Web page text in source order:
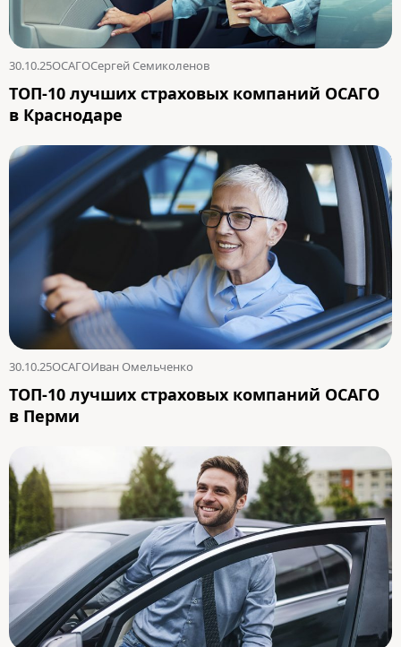
30.10.25ОСАГОСергей Семиколенов
ТОП-10 лучших страховых компаний ОСАГО
в Краснодаре
30.10.25ОСАГОИван Омельченко
ТОП-10 лучших страховых компаний ОСАГО
в Перми